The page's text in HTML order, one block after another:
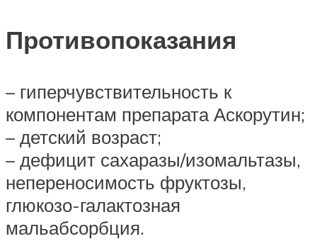
Противопоказания
– гиперчувствительность к
компонентам препарата Аскорутин;
– детский возраст;
– дефицит сахаразы/изомальтазы,
непереносимость фруктозы,
глюкозо-галактозная
мальабсорбция.